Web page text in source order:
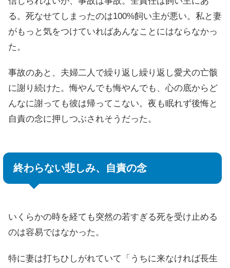
る。死なせてしまったのは100%飼い主が悪い。私と妻
がもっと気をつけていればあんなことにはならなかっ
た。
事故のあと、夫婦二人で繰り返し繰り返し愛犬の亡骸
に謝り続けた。悔やんでも悔やんでも、心の底からど
んなに謝っても彼は帰ってこない。夜も眠れず後悔と
自責の念に押しつぶされそうだった。
終わらない悲しみ、自責の念
いくらかの時を経ても突然の若すぎる死を受け止める
のは容易ではなかった。
特に妻は打ちひしがれていて「うちに来なければ長生